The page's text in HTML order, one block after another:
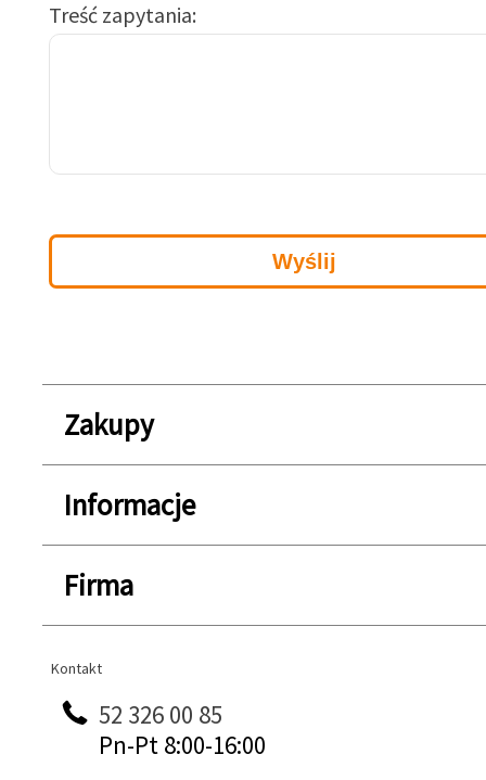
Treść zapytania
Zakupy
Informacje
Firma
Kontakt
Kontakt
52 326 00 85
Pn-Pt 8:00-16:00